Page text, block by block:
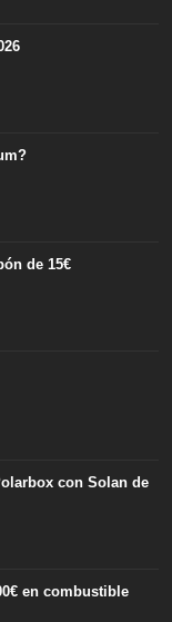
de 15€
con Solan de
en combustible